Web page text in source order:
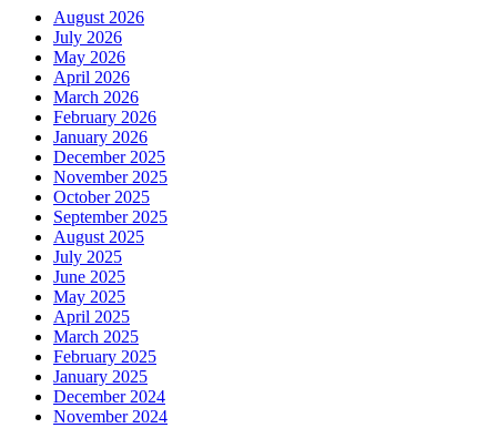
August 2026
July 2026
May 2026
April 2026
March 2026
February 2026
January 2026
December 2025
November 2025
October 2025
September 2025
August 2025
July 2025
June 2025
May 2025
April 2025
March 2025
February 2025
January 2025
December 2024
November 2024